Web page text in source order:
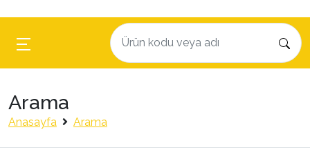
Arama
Anasayfa Arama